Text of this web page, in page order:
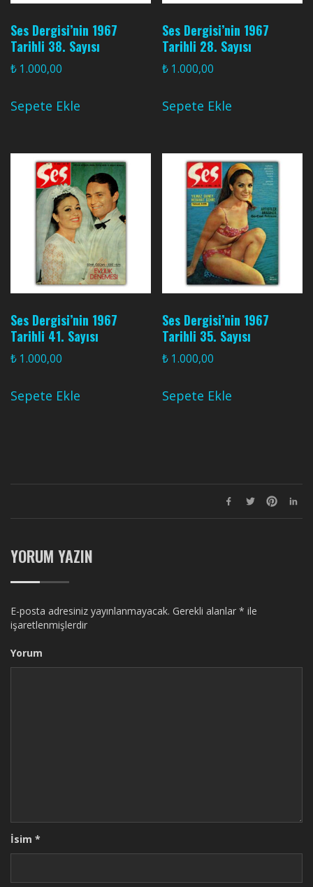
Ses Dergisi’nin 1967
Tarihli 38. Sayısı
₺ 1.000,00
Sepete Ekle
Ses Dergisi’nin 1967
Tarihli 28. Sayısı
₺ 1.000,00
Sepete Ekle
Ses Dergisi’nin 1967
Tarihli 41. Sayısı
₺ 1.000,00
Sepete Ekle
Ses Dergisi’nin 1967
Tarihli 35. Sayısı
₺ 1.000,00
Sepete Ekle
YORUM YAZIN
E-posta adresiniz yayınlanmayacak. Gerekli alanlar * ile
işaretlenmişlerdir
Yorum
İsim *